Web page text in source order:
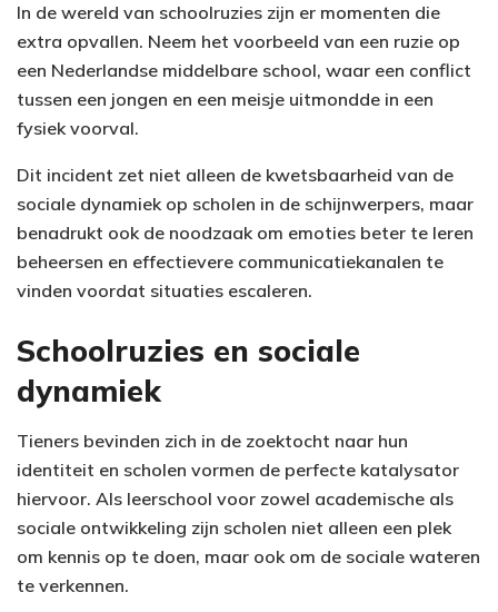
In de wereld van schoolruzies zijn er momenten die
extra opvallen. Neem het voorbeeld van een ruzie op
een Nederlandse middelbare school, waar een conflict
tussen een jongen en een meisje uitmondde in een
fysiek voorval.
Dit incident zet niet alleen de kwetsbaarheid van de
sociale dynamiek op scholen in de schijnwerpers, maar
benadrukt ook de noodzaak om emoties beter te leren
beheersen en effectievere communicatiekanalen te
vinden voordat situaties escaleren.
Schoolruzies en sociale
dynamiek
Tieners bevinden zich in de zoektocht naar hun
identiteit en scholen vormen de perfecte katalysator
hiervoor. Als leerschool voor zowel academische als
sociale ontwikkeling zijn scholen niet alleen een plek
om kennis op te doen, maar ook om de sociale wateren
te verkennen.